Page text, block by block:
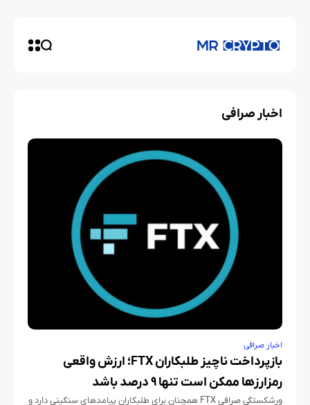
اخبار صرافی
اخبار صرافی
بازپرداخت ناچیز طلبکاران FTX؛ ارزش واقعی
رمزارزها ممکن است تنها ۹ درصد باشد
ورشکستگی صرافی FTX همچنان برای طلبکاران پیامدهای سنگینی دارد و